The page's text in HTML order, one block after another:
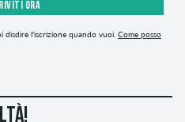
ORA
l'iscrizione quando vuoi. Come posso